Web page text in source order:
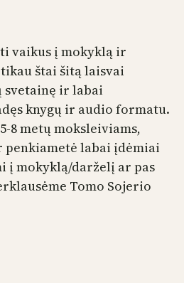
vaikus į mokyklą ir
štai šitą laisvai
svetainę ir labai
knygų ir audio formatu.
8 metų moksleiviams,
penkiametė labai įdėmiai
į mokyklą/darželį ar pas
Tomo Sojerio